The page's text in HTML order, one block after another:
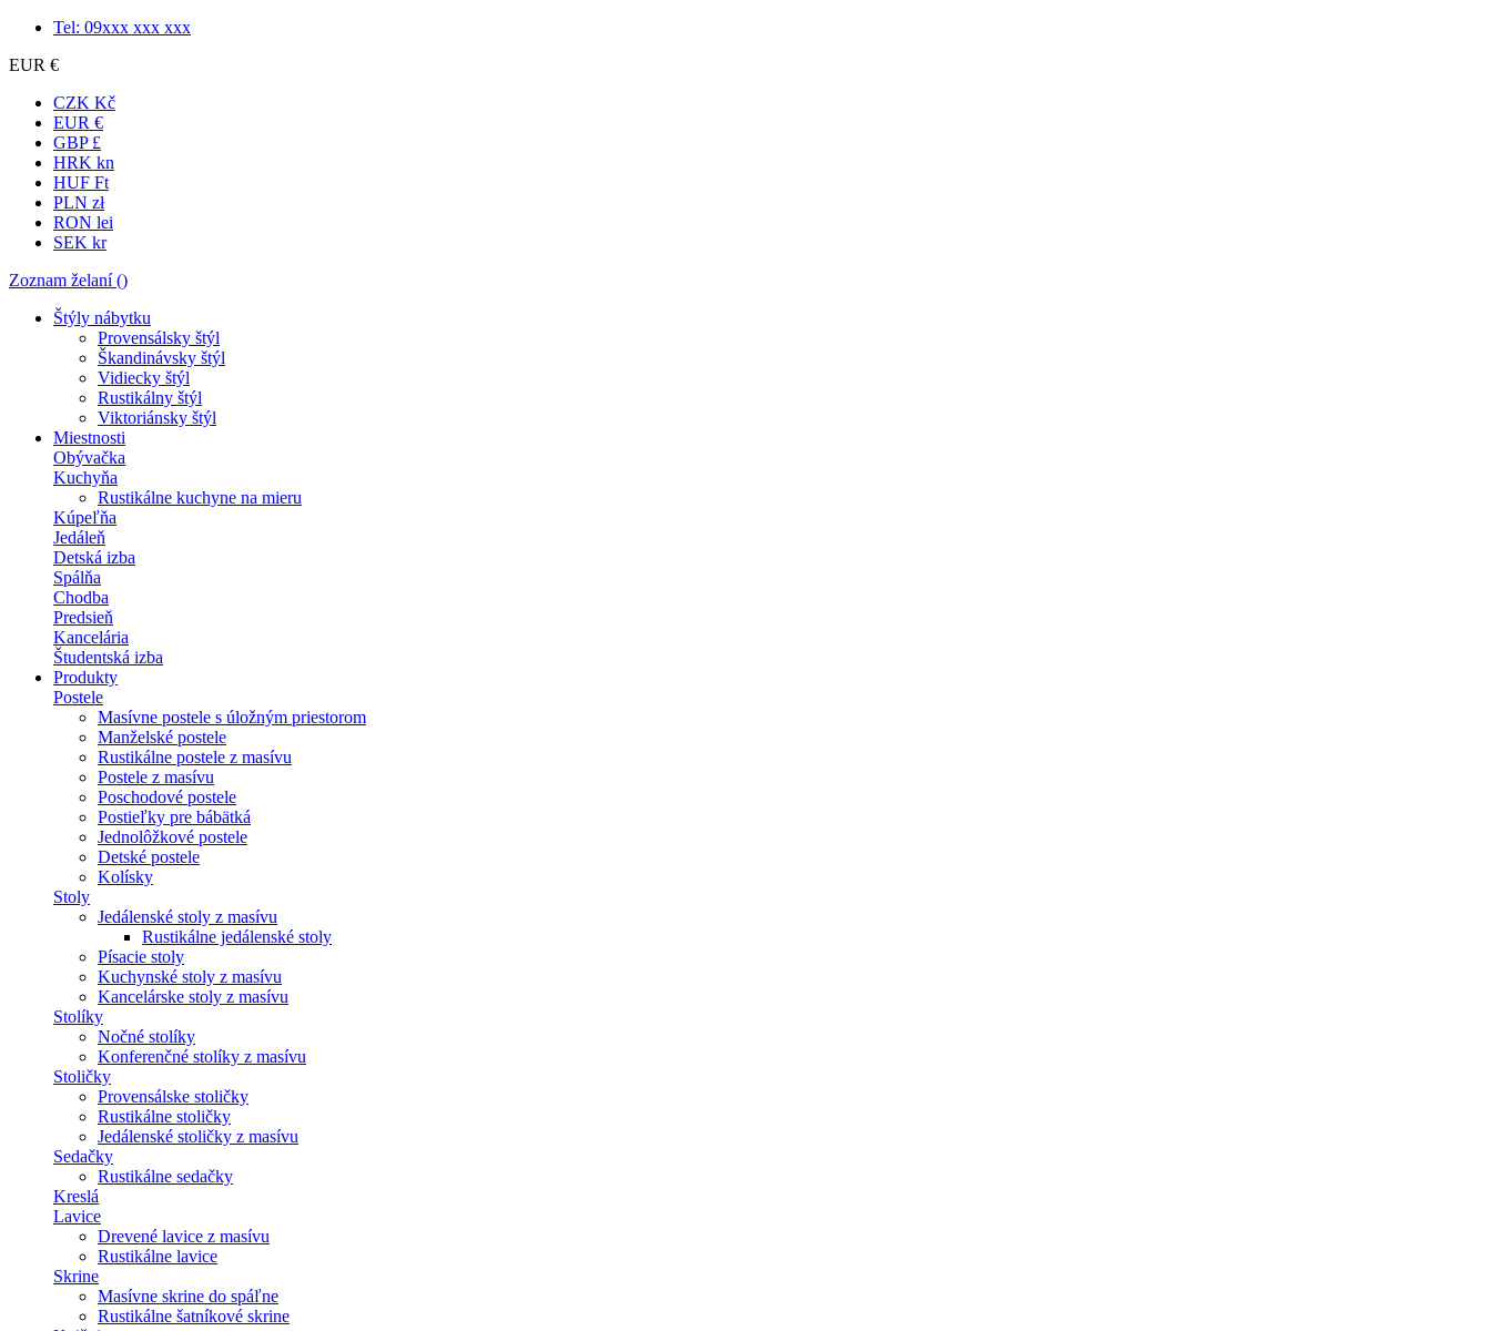
Tel: 09xxx xxx xxx
EUR €
CZK Kč
EUR €
GBP £
HRK kn
HUF Ft
PLN zł
RON lei
SEK kr
Zoznam želaní ()
Štýly nábytku
Provensálsky štýl
Škandinávsky štýl
Vidiecky štýl
Rustikálny štýl
Viktoriánsky štýl
Miestnosti
Obývačka
Kuchyňa
Rustikálne kuchyne na mieru
Kúpeľňa
Jedáleň
Detská izba
Spálňa
Chodba
Predsieň
Kancelária
Študentská izba
Produkty
Postele
Masívne postele s úložným priestorom
Manželské postele
Rustikálne postele z masívu
Postele z masívu
Poschodové postele
Postieľky pre bábätká
Jednolôžkové postele
Detské postele
Kolísky
Stoly
Jedálenské stoly z masívu
Rustikálne jedálenské stoly
Písacie stoly
Kuchynské stoly z masívu
Kancelárske stoly z masívu
Stolíky
Nočné stolíky
Konferenčné stolíky z masívu
Stoličky
Provensálske stoličky
Rustikálne stoličky
Jedálenské stoličky z masívu
Sedačky
Rustikálne sedačky
Kreslá
Lavice
Drevené lavice z masívu
Rustikálne lavice
Skrine
Masívne skrine do spáľne
Rustikálne šatníkové skrine